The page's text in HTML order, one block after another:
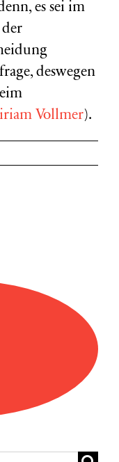
es sei im
der
deswegen
Vollmer).